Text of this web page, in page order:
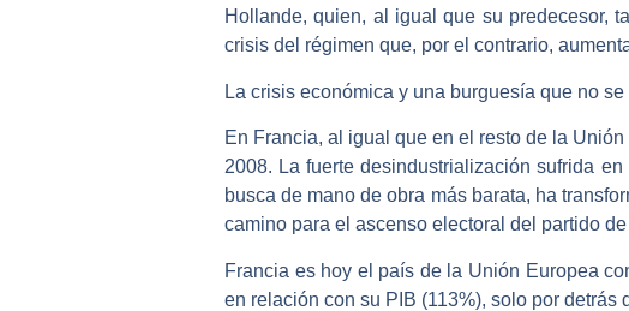
Hollande, quien, al igual que su predecesor,
crisis del régimen que, por el contrario,
La crisis económica y una burguesía que no
En Francia, al igual que en el resto de la
2008. La fuerte desindustrialización sufrida
busca de mano de obra más barata, ha
camino para el ascenso electoral del partido
Francia es hoy el país de la Unión Europea
en relación con su PIB (113%), solo por detrás